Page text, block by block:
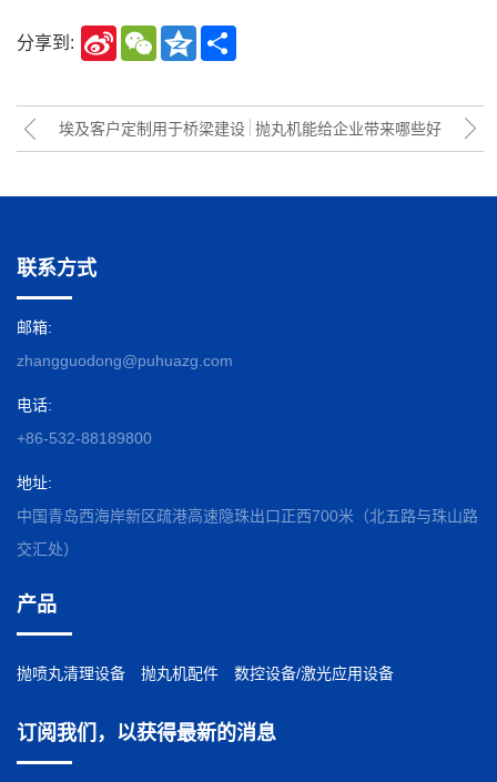
分享到:
Sina
Weibo
WeChatQzone
埃及客户定制用于桥梁建设 抛丸机能给企业带来哪些好
联系方式
邮箱:
zhangguodong@puhuazg.com
电话:
+86-532-88189800
地址:
中国青岛西海岸新区疏港高速隐珠出口正西700米（北五路与珠山路
交汇处）
产品
抛喷丸清理设备 抛丸机配件 数控设备/激光应用设备
订阅我们，以获得最新的消息